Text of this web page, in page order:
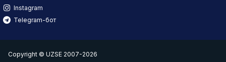
Instagram
Telegram-бот
Copyright © UZSE 2007-2026